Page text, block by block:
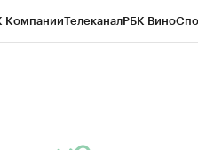
КомпанииТелеканалРБК Вино